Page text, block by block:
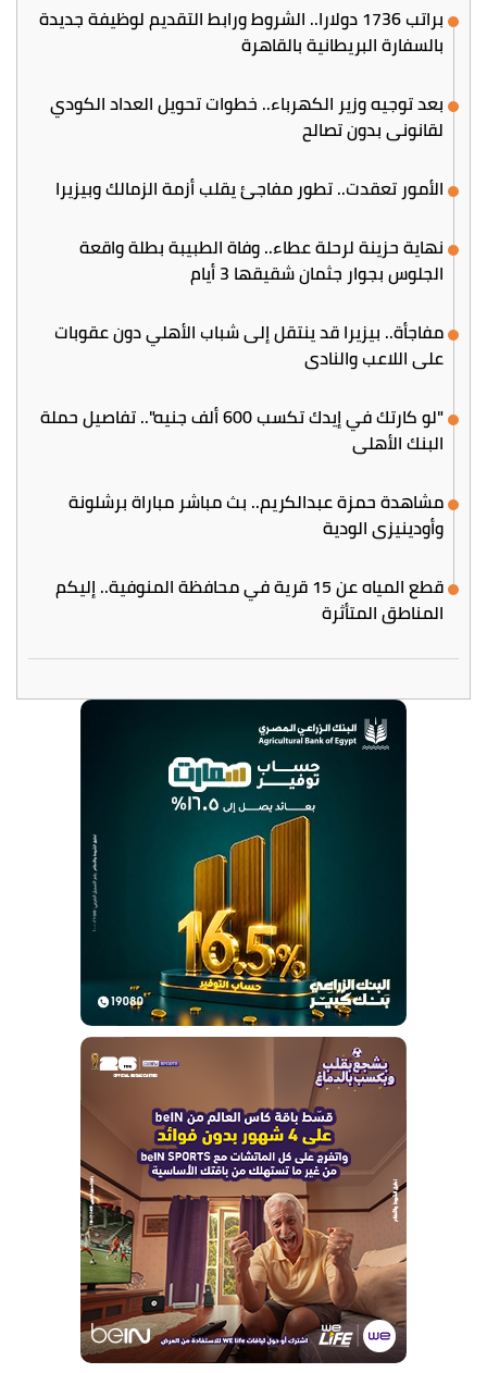
براتب 1736 دولارا.. الشروط ورابط التقديم لوظيفة جديدة
بالسفارة البريطانية بالقاهرة
بعد توجيه وزير الكهرباء.. خطوات تحويل العداد الكودي
لقانوني بدون تصالح
الأمور تعقدت.. تطور مفاجئ يقلب أزمة الزمالك وبيزيرا
نهاية حزينة لرحلة عطاء.. وفاة الطبيبة بطلة واقعة
الجلوس بجوار جثمان شقيقها 3 أيام
مفاجأة.. بيزيرا قد ينتقل إلى شباب الأهلي دون عقوبات
على اللاعب والنادي
"لو كارتك في إيدك تكسب 600 ألف جنيه".. تفاصيل حملة
البنك الأهلي
مشاهدة حمزة عبدالكريم.. بث مباشر مباراة برشلونة
وأودينيزي الودية
قطع المياه عن 15 قرية في محافظة المنوفية.. إليكم
المناطق المتأثرة